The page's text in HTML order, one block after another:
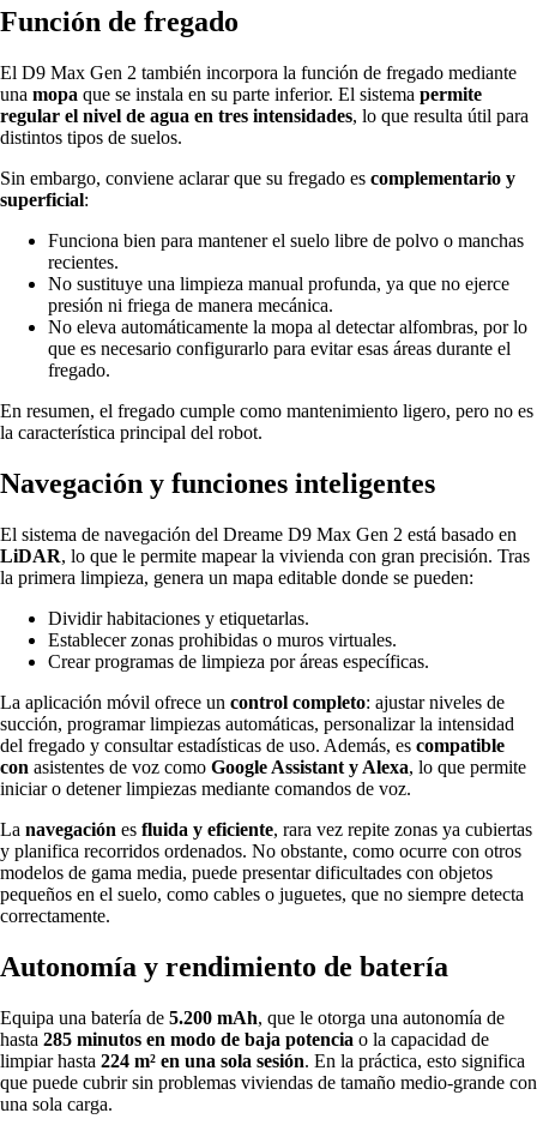
Función de fregado
El D9 Max Gen 2 también incorpora la función de fregado mediante
una mopa que se instala en su parte inferior. El sistema permite
regular el nivel de agua en tres intensidades, lo que resulta útil para
distintos tipos de suelos.
Sin embargo, conviene aclarar que su fregado es complementario y
superficial:
Funciona bien para mantener el suelo libre de polvo o manchas
recientes.
No sustituye una limpieza manual profunda, ya que no ejerce
presión ni friega de manera mecánica.
No eleva automáticamente la mopa al detectar alfombras, por lo
que es necesario configurarlo para evitar esas áreas durante el
fregado.
En resumen, el fregado cumple como mantenimiento ligero, pero no es
la característica principal del robot.
Navegación y funciones inteligentes
El sistema de navegación del Dreame D9 Max Gen 2 está basado en
LiDAR, lo que le permite mapear la vivienda con gran precisión. Tras
la primera limpieza, genera un mapa editable donde se pueden:
Dividir habitaciones y etiquetarlas.
Establecer zonas prohibidas o muros virtuales.
Crear programas de limpieza por áreas específicas.
La aplicación móvil ofrece un control completo: ajustar niveles de
succión, programar limpiezas automáticas, personalizar la intensidad
del fregado y consultar estadísticas de uso. Además, es compatible
con asistentes de voz como Google Assistant y Alexa, lo que permite
iniciar o detener limpiezas mediante comandos de voz.
La navegación es fluida y eficiente, rara vez repite zonas ya cubiertas
y planifica recorridos ordenados. No obstante, como ocurre con otros
modelos de gama media, puede presentar dificultades con objetos
pequeños en el suelo, como cables o juguetes, que no siempre detecta
correctamente.
Autonomía y rendimiento de batería
Equipa una batería de 5.200 mAh, que le otorga una autonomía de
hasta 285 minutos en modo de baja potencia o la capacidad de
limpiar hasta 224 m² en una sola sesión. En la práctica, esto significa
que puede cubrir sin problemas viviendas de tamaño medio-grande con
una sola carga.